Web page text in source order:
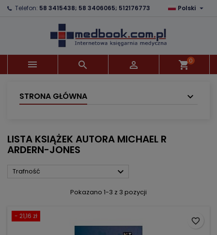
Telefon: 58 3415438; 58 3406065; 512176773 Polski 
   shopping_cart0
STRONA GŁÓWNA
LISTA KSIĄŻEK AUTORA MICHAEL R
ARDERN-JONES
Trafność 
Pokazano 1-3 z 3 pozycji
- 21,16 zł
favorite_border
×
Utwórz nową listę
×
((confirmMessage))
((cancelText)) ((modalDeleteText))
×
Nazwa listy życzeń
Utwórz listę życzeń
×
Musisz być zalogowany by zapisać produkty na
swojej liście życzeń.